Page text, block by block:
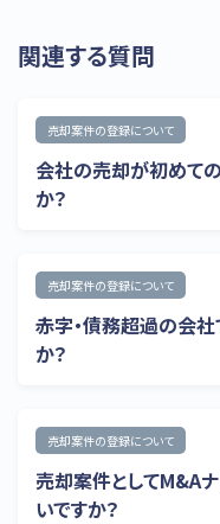
関連する質問
売却案件の登録について
会社の売却が初めて
か？
売却案件の登録について
赤字・債務超過の会
か？
売却案件の登録について
売却案件としてM&A
いですか？